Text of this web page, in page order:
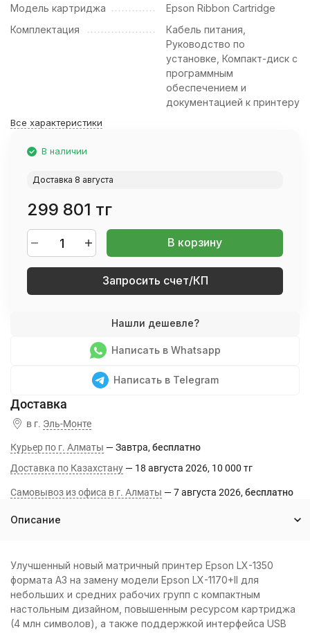
Модель картриджа
Epson Ribbon Cartridge
Комплектация
Кабель питания,
Руководство по
установке, Компакт-диск с
программным
обеспечением и
документацией к принтеру
Все характеристики
В наличии
Доставка 8 августа
299 801 тг
В корзину
Запросить счет/КП
Написать в Whatsapp
Написать в Telegram
в г. Эль-Монте
Курьер по г. Алматы Завтра
Бесплатно
Доставка по Казахстану
18 августа 2026 10 000 тг
Самовывоз из офиса в г. Алматы 7 августа 2026 Бесплатно
Описание
Улучшенный новый матричный принтер Epson LX-1350
формата А3 на замену модели Epson LX-1170+II для
небольших и средних рабочих групп с компактным
настольным дизайном, повышенным ресурсом картриджа
(4 млн символов), а также поддержкой интерфейса USB